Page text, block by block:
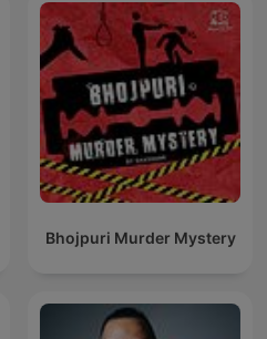
Bhojpuri Murder Mystery